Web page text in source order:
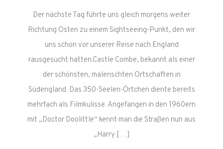
Der nächste Tag führte uns gleich morgens weiter
Richtung Osten zu einem Sightseeing-Punkt, den wir
uns schon vor unserer Reise nach England
rausgesucht hatten.Castle Combe, bekannt als einer
der schönsten, malerischten Ortschaften in
Südengland. Das 350-Seelen-Örtchen diente bereits
mehrfach als Filmkulisse. Angefangen in den 1960ern
mit „Doctor Doolittle“ kennt man die Straßen nun aus
„Harry […]